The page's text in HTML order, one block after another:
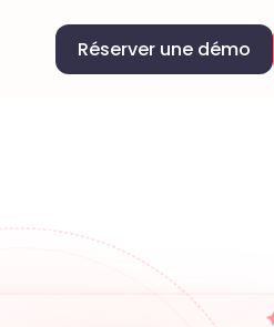
Réserver une démo